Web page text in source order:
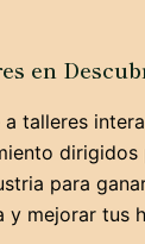
en
a talleres
para
y mejorar tus